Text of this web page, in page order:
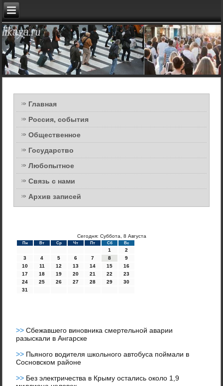
Главная
Россия, события
Общественное
Государство
Любопытное
Связь с нами
Архив записей
Сегодня: Суббота, 8 Августа
Пн Вт Ср Чт Пт Сб Вс
1
2
3
4 5 6 7 8
9
10
11 12 13 14 15
16
17
18 19 20 21 22
23
24
25 26 27 28 29
30
31
>>Сбежавшего виновника смертельной аварии
разыскали в Ангарске
>> Пьяного водителя школьного автобуса поймали в
Сосновском районе
>> Без электричества в Крыму остались около 1,9